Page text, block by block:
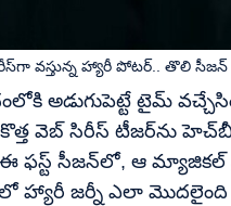
అడుగుపెట్టే టైమ్
వెబ్ సిరీస్ టీజర్‌ను
ఫస్ట్ సీజన్‌లో, ఆ మ్యాజికల్
హ్యారీ జర్నీ ఎలా మొదలైంది
వస్తున్న హ్యారీ పోటర్.. తొలి సీజన్